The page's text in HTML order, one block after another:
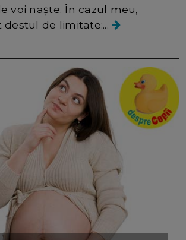
voi naște. În cazul meu,
de limitate:...